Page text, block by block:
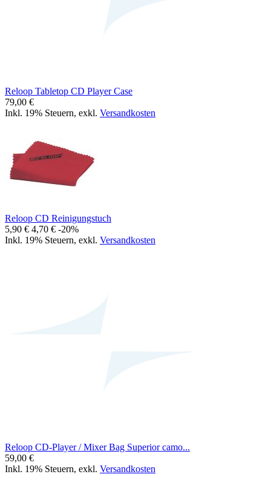
Reloop Tabletop CD Player Case
79,00 €
Inkl. 19% Steuern, exkl. Versandkosten
Reloop CD Reinigungstuch
5,90 € 4,70 € -20%
Inkl. 19% Steuern, exkl. Versandkosten
Reloop CD-Player / Mixer Bag Superior camo...
59,00 €
Inkl. 19% Steuern, exkl. Versandkosten